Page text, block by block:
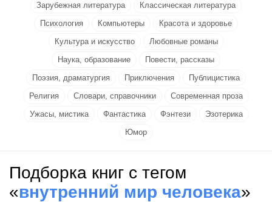
Зарубежная литература
Классическая литература
Психология
Компьютеры
Красота и здоровье
Культура и искусство
Любовные романы
Наука, образование
Повести, рассказы
Поэзия, драматургия
Приключения
Публицистика
Религия
Словари, справочники
Современная проза
Ужасы, мистика
Фантастика Фэнтези
Эзотерика
Юмор
Подборка книг с тегом
«внутренний мир человека»